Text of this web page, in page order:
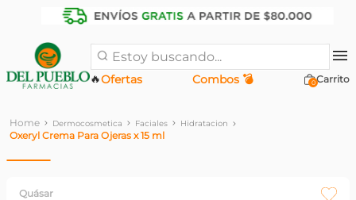
Estoy buscando...
Ofertas
🔥 Combos 💣 0
Dermocosmetica Faciales Hidratacion
Oxeryl Crema Para Ojeras x 15 ml
Quásar